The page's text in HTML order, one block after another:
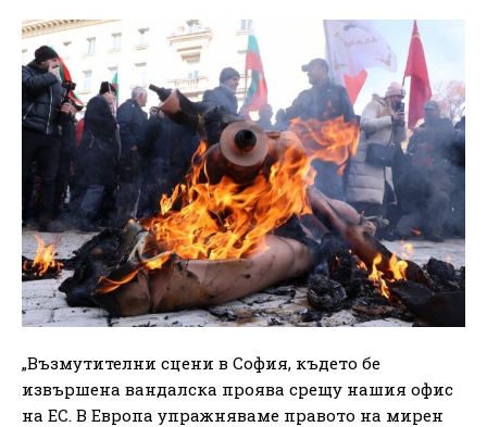
„Възмутителни сцени в София, където бе
извършена вандалска проява срещу нашия офис
на ЕС. В Европа упражняваме правото на мирен